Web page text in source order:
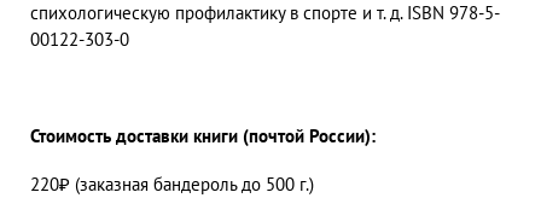
спихологическую профилактику в спорте и т. д. ISBN 978-5-
00122-303-0
Стоимость доставки книги (почтой России):
220₽ (заказная бандероль до 500 г.)